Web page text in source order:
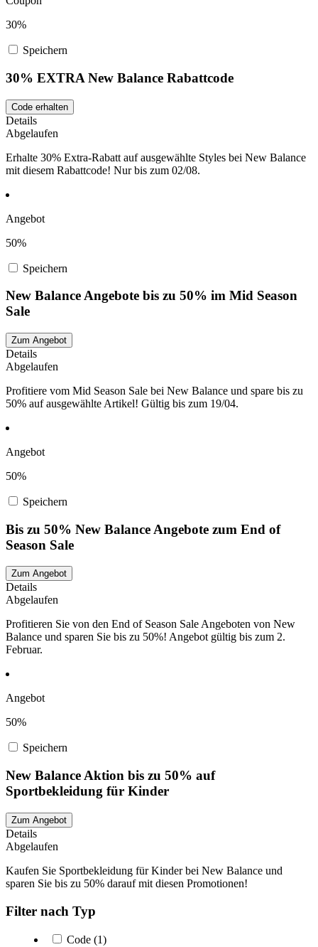
30%
Speichern
30% EXTRA New Balance Rabattcode
Code erhalten
Details
Abgelaufen
Erhalte 30% Extra-Rabatt auf ausgewählte Styles bei New Balance
mit diesem Rabattcode! Nur bis zum 02/08.
Angebot
50%
Speichern
New Balance Angebote bis zu 50% im Mid Season
Sale
Zum Angebot
Details
Abgelaufen
Profitiere vom Mid Season Sale bei New Balance und spare bis zu
50% auf ausgewählte Artikel! Gültig bis zum 19/04.
Angebot
50%
Speichern
Bis zu 50% New Balance Angebote zum End of
Season Sale
Zum Angebot
Details
Abgelaufen
Profitieren Sie von den End of Season Sale Angeboten von New
Balance und sparen Sie bis zu 50%! Angebot gültig bis zum 2.
Februar.
Angebot
50%
Speichern
New Balance Aktion bis zu 50% auf
Sportbekleidung für Kinder
Zum Angebot
Details
Abgelaufen
Kaufen Sie Sportbekleidung für Kinder bei New Balance und
sparen Sie bis zu 50% darauf mit diesen Promotionen!
Filter nach Typ
Code (1)